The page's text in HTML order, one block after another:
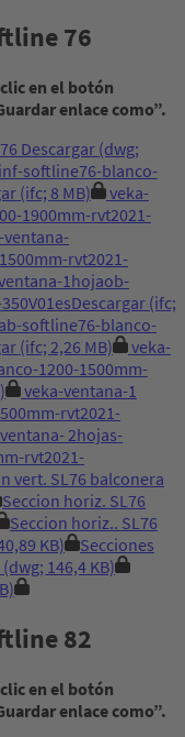
76
en el botón
enlace como”.
Descargar (dwg;
softline76-blanco-
(ifc; 8 MB)
veka-
1900mm-rvt2021-
ventana-
rvt2021-
1hojaob-
Descargar (ifc;
softline76-blanco-
(ifc; 2,26 MB)
veka-
1200-1500mm-
veka-ventana-1
rvt2021-
2hojas-
rvt2021-
vert. SL76 balconera
Seccion horiz. SL76
Seccion horiz.. SL76
KB)
Secciones
(dwg; 146,4 KB)
82
en el botón
enlace como”.